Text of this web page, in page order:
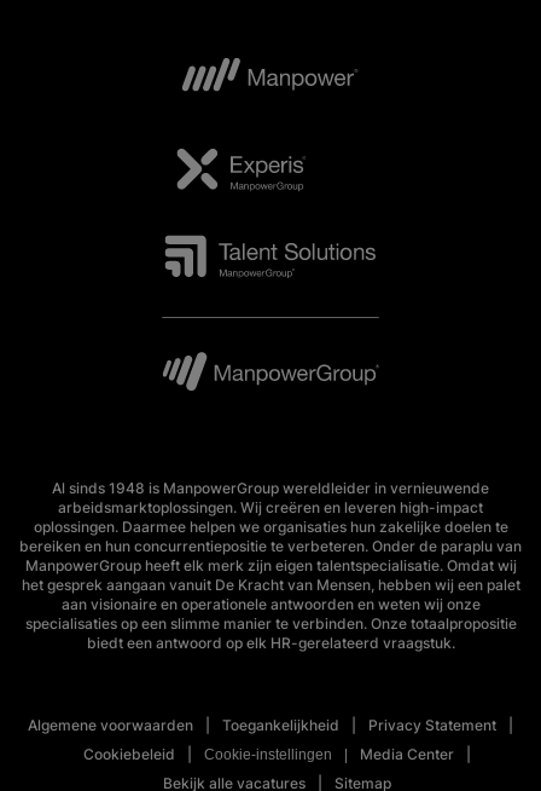
Al sinds 1948 is ManpowerGroup wereldleider in vernieuwende
arbeidsmarktoplossingen. Wij creëren en leveren high-impact
oplossingen. Daarmee helpen we organisaties hun zakelijke doelen te
bereiken en hun concurrentiepositie te verbeteren. Onder de paraplu van
ManpowerGroup heeft elk merk zijn eigen talentspecialisatie. Omdat wij
het gesprek aangaan vanuit De Kracht van Mensen, hebben wij een palet
aan visionaire en operationele antwoorden en weten wij onze
specialisaties op een slimme manier te verbinden. Onze totaalpropositie
biedt een antwoord op elk HR-gerelateerd vraagstuk.
Algemene voorwaarden Toegankelijkheid
Privacy Statement
Cookiebeleid
Cookie-instellingen
Media Center
Bekijk alle vacatures
Sitemap